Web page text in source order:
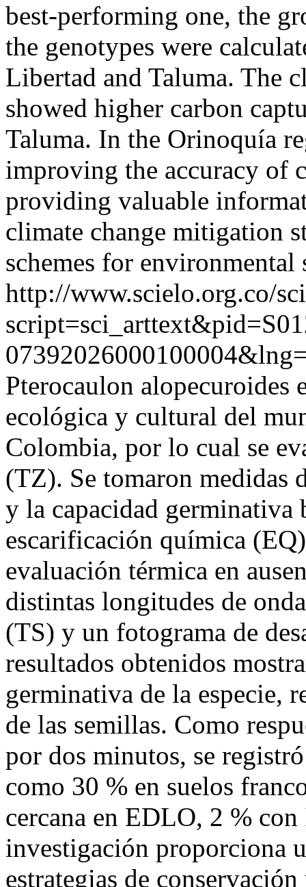
best-performing one, the
the genotypes were
Libertad and Taluma. The
showed higher carbon
Taluma. In the Orinoquía
improving the accuracy of
providing valuable
climate change mitigation
schemes for environmental
http://www.scielo.org.co/
Pterocaulon alopecuroides
ecológica y cultural del
Colombia, por lo cual se
(TZ). Se tomaron medidas
y la capacidad germinativa
escarificación química
evaluación térmica en
distintas longitudes de
(TS) y un fotograma de
resultados obtenidos
germinativa de la especie,
de las semillas. Como
por dos minutos, se
como 30 % en suelos
cercana en EDLO, 2 %
investigación proporciona
estrategias de